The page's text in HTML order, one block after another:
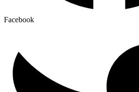
Facebook